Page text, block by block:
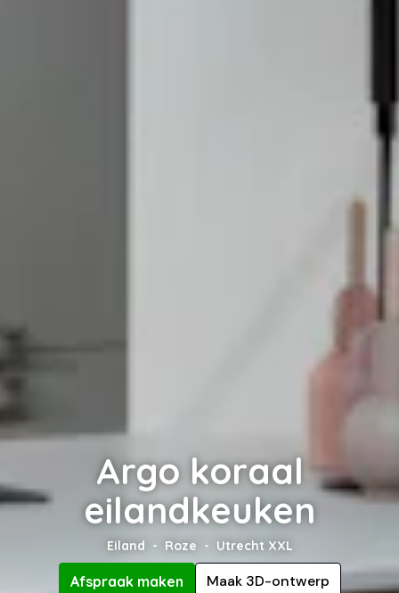
Argo koraal
eilandkeuken
Eiland Roze Utrecht XXL
Afspraak maken Maak 3D-ontwerp